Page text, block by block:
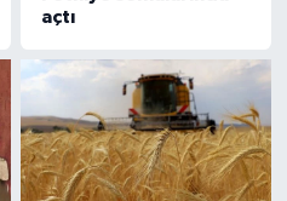
açtı